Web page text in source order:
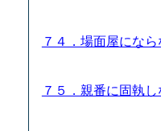
７４．場面屋にな
７５．親番に固執